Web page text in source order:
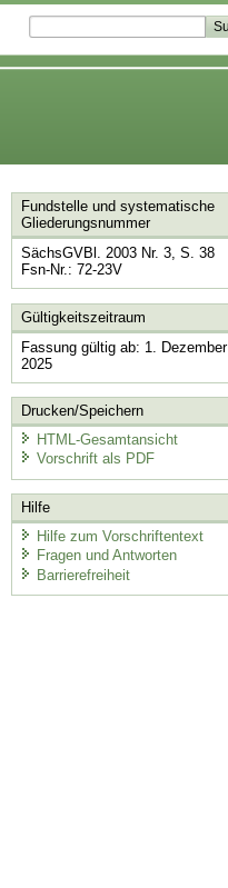
Fundstelle und systematische
Gliederungsnummer
SächsGVBl. 2003 Nr. 3, S. 38
Fsn-Nr.: 72-23V
Gültigkeitszeitraum
Fassung gültig ab: 1. Dezember
2025
Drucken/Speichern
HTML-Gesamtansicht
Vorschrift als PDF
Hilfe
Hilfe zum Vorschriftentext
Fragen und Antworten
Barrierefreiheit